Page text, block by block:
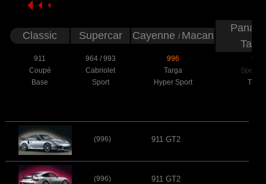
Classic Supercar Cayenne / Macan
911 964 /993 996
997
Coupé
Cabriolet Targa
Base
Sport Hyper Sport
(996) 911 GT2
(996) 911 GT2